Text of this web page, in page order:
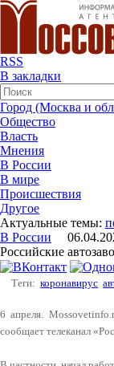
RSS
В закладки
Город (Москва и
Общество
Власть
Мнения
В России
В мире
Происшествия
Другое
Актуальные темы:
В России
Российские
Теги: коронавирус
6 апреля.
сообщает телеканал